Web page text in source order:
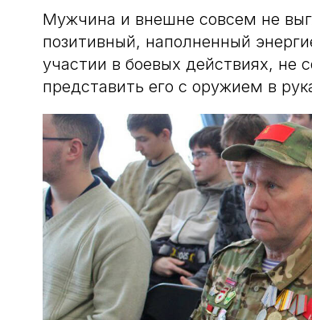
Мужчина и внешне совсем не
позитивный, наполненный
участии в боевых действиях, не
представить его с оружием в